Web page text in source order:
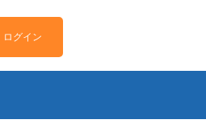
ログイン